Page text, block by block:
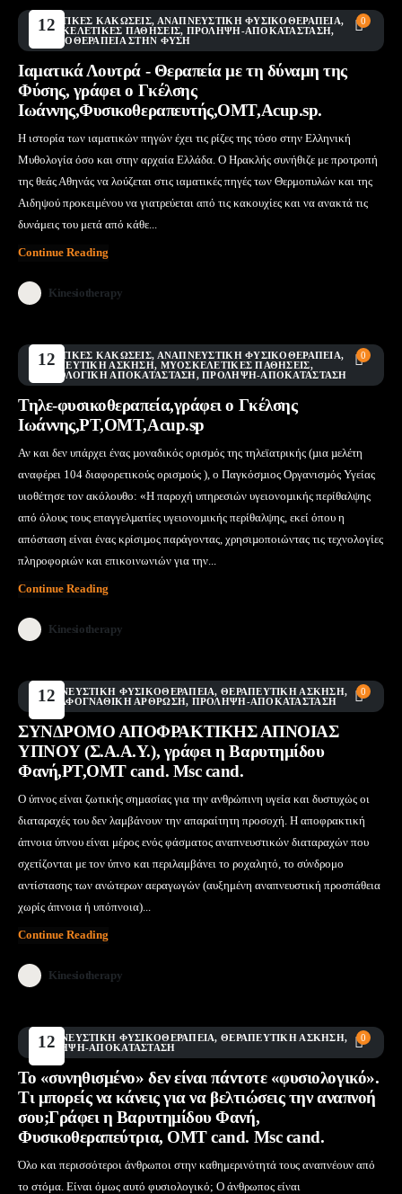
12 0
AΘΛΗΤΙΚΈΣ ΚΑΚΏΣΕΙΣ, ΑΝΑΠΝΕΥΣΤΙΚΉ ΦΥΣΙΚΟΘΕΡΑΠΕΊΑ,
ΜΥΟΣΚΕΛΕΤΙΚΈΣ ΠΑΘΉΣΕΙΣ, ΠΡΌΛΗΨΗ-ΑΠΟΚΑΤΆΣΤΑΣΗ,
ΦΥΣΙΚΟΘΕΡΑΠΕΊΑ ΣΤΗΝ ΦΎΣΗ
Ιαματικά Λουτρά - Θεραπεία με τη δύναμη της
Φύσης, γράφει ο Γκέλσης
Ιωάννης,Φυσικοθεραπευτής,ΟΜΤ,Acup.sp.
Η ιστορία των ιαματικών πηγών έχει τις ρίζες της τόσο στην Ελληνική
Μυθολογία όσο και στην αρχαία Ελλάδα. Ο Ηρακλής συνήθιζε με προτροπή
της θεάς Αθηνάς να λούζεται στις ιαματικές πηγές των Θερμοπυλών και της
Αιδηψού προκειμένου να γιατρεύεται από τις κακουχίες και να ανακτά τις
δυνάμεις του μετά από κάθε...
Continue Reading
Kinesiotherapy
12 0
AΘΛΗΤΙΚΈΣ ΚΑΚΏΣΕΙΣ, ΑΝΑΠΝΕΥΣΤΙΚΉ ΦΥΣΙΚΟΘΕΡΑΠΕΊΑ,
ΘΕΡΑΠΕΥΤΙΚΉ ΆΣΚΗΣΗ, ΜΥΟΣΚΕΛΕΤΙΚΈΣ ΠΑΘΉΣΕΙΣ,
ΝΕΥΡΟΛΟΓΙΚΉ ΑΠΟΚΑΤΆΣΤΑΣΗ,ΠΡΌΛΗΨΗ-ΑΠΟΚΑΤΆΣΤΑΣΗ
Τηλε-φυσικοθεραπεία,γράφει ο Γκέλσης
Ιωάννης,PT,OMT,Acup.sp
Αν και δεν υπάρχει ένας µοναδικός ορισµός της τηλεϊατρικής (µια µελέτη
αναφέρει 104 διαφορετικούς ορισµούς ), ο Παγκόσµιος Οργανισµός Υγείας
υιοθέτησε τον ακόλουθο: «Η παροχή υπηρεσιών υγειονοµικής περίθαλψης
από όλους τους επαγγελµατίες υγειονοµικής περίθαλψης, εκεί όπου η
απόσταση είναι ένας κρίσιµος παράγοντας, χρησιµοποιώντας τις τεχνολογίες
πληροφοριών και επικοινωνιών για την...
Continue Reading
Kinesiotherapy
12 0
ΑΝΑΠΝΕΥΣΤΙΚΉ ΦΥΣΙΚΟΘΕΡΑΠΕΊΑ, ΘΕΡΑΠΕΥΤΙΚΉ ΆΣΚΗΣΗ,
ΚΡΟΤΑΦΟΓΝΑΘΙΚΉ ΆΡΘΡΩΣΗ, ΠΡΌΛΗΨΗ-ΑΠΟΚΑΤΆΣΤΑΣΗ
ΣΥΝΔΡΟΜΟ ΑΠΟΦΡΑΚΤΙΚΗΣ ΑΠΝΟΙΑΣ
ΥΠΝΟΥ (Σ.Α.Α.Υ.), γράφει η Βαρυτημίδου
Φανή,PT,OMT cand. Msc cand.
Ο ύπνος είναι ζωτικής σημασίας για την ανθρώπινη υγεία και δυστυχώς οι
διαταραχές του δεν λαμβάνουν την απαραίτητη προσοχή. Η αποφρακτική
άπνοια ύπνου είναι μέρος ενός φάσματος αναπνευστικών διαταραχών που
σχετίζονται με τον ύπνο και περιλαμβάνει το ροχαλητό, το σύνδρομο
αντίστασης των ανώτερων αεραγωγών (αυξημένη αναπνευστική προσπάθεια
χωρίς άπνοια ή υπόπνοια)...
Continue Reading
Kinesiotherapy
12 0
ΑΝΑΠΝΕΥΣΤΙΚΉ ΦΥΣΙΚΟΘΕΡΑΠΕΊΑ, ΘΕΡΑΠΕΥΤΙΚΉ ΆΣΚΗΣΗ,
ΠΡΌΛΗΨΗ-ΑΠΟΚΑΤΆΣΤΑΣΗ
Το «συνηθισμένο» δεν είναι πάντοτε «φυσιολογικό».
Τι μπορείς να κάνεις για να βελτιώσεις την αναπνοή
σου;Γράφει η Βαρυτημίδου Φανή,
Φυσικοθεραπεύτρια, ΟΜΤ cand. Msc cand.
Όλο και περισσότεροι άνθρωποι στην καθημερινότητά τους αναπνέουν από
το στόμα. Είναι όμως αυτό φυσιολογικό; Ο άνθρωπος είναι